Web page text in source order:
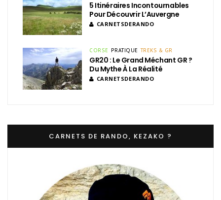
5 Itinéraires Incontournables
Pour Découvrir L’Auvergne
CARNETSDERANDO
CORSE PRATIQUE TREKS & GR
GR20 : Le Grand Méchant GR ?
Du Mythe À La Réalité
CARNETSDERANDO
CARNETS DE RANDO, KEZAKO ?